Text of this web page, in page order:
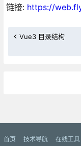
链接: https://
Vue3 目录结构
首页 技术导航 在线工具